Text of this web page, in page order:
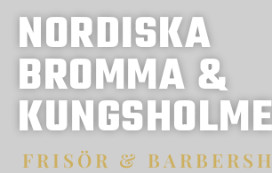
NORDISKA
BROMMA &
FRISÖR &